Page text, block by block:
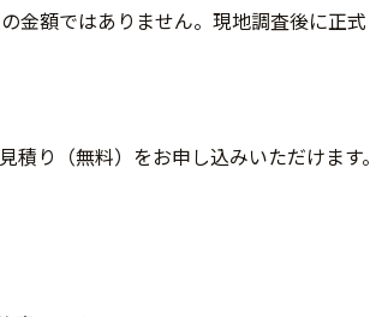
金額ではありません。現地調査後に正式
り（無料）をお申し込みいただけます。